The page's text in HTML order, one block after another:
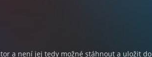
a není jej tedy možné stáhnout a uložit do